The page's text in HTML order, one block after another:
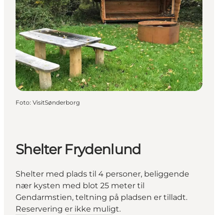
Foto: VisitSønderborg
Shelter Frydenlund
Shelter med plads til 4 personer, beliggende
nær kysten med blot 25 meter til
Gendarmstien, teltning på pladsen er tilladt.
Reservering er ikke muligt.